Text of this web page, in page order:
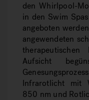
den Whirlpool-
in den Swim
angeboten
angewendeten
Aufsicht
Infrarotlicht mit
850 nm und